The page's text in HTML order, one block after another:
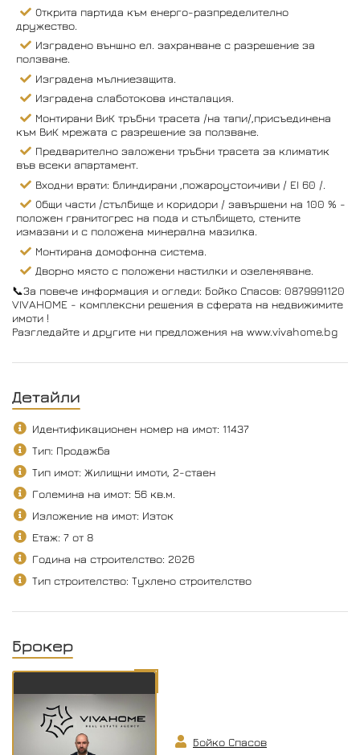
Открита партида към енерго-разпределително
дружество.
Изградено външно ел. захранване с разрешение за
ползване.
Изградена мълниезащита.
Изградена слаботокова инсталация.
Монтирани ВиК тръбни трасета /на тапи/,присъединена
към ВиК мрежата с разрешение за ползване.
Предварително заложени тръбни трасета за климатик
във всеки апартамент.
Входни врати: блиндирани ,пожароустоичиви / EI 60 /.
Общи части /стълбище и коридори / завършени на 100 % -
положен гранитогрес на пода и стълбището, стените
измазани и с положена минерална мазилка.
Монтирана домофонна система.
Дворно място с положени настилки и озеленяване.
📞За повече информация и огледи: Бойко Спасов: 0879991120
VIVAHOME - комплексни решения в сферата на недвижимите
имоти !
Разгледайте и другите ни предложения на www.vivahome.bg
Детайли
Идентификационен номер на имот: 11437
Тип: Продажба
Тип имот: Жилищни имоти, 2-стаен
Големина на имот: 56 кв.м.
Изложение на имот: Изток
Етаж: 7 от 8
Година на строителство: 2026
Тип строителство: Тухлено строителство
Брокер
Бойко Спасов